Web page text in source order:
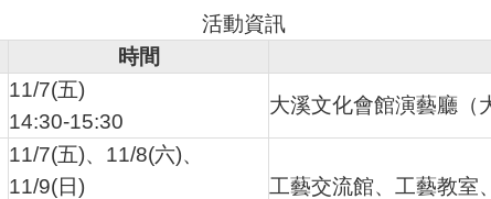
活動資訊
時間
11/7(五)
14:30-15:30
大溪文化會館演藝廳（
11/7(五)、11/8(六)、
11/9(日)
工藝交流館、工藝教室